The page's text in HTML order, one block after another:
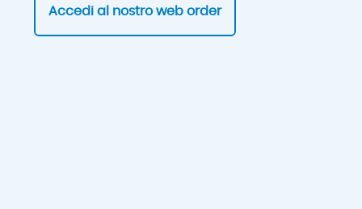
Accedi al nostro web order